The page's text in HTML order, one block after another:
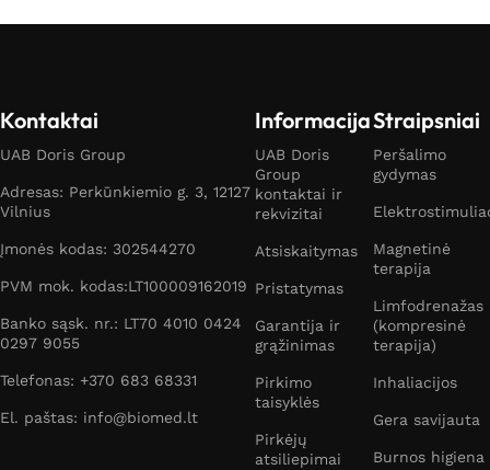
Kontaktai
UAB Doris Group
Adresas: Perkūnkiemio g. 3, 12127
Vilnius
Įmonės kodas: 302544270
PVM mok. kodas:LT100009162019
Banko sąsk. nr.: LT70 4010 0424
0297 9055
Telefonas: +370 683 68331
El. paštas: info@biomed.lt
Informacija
UAB Doris
Group
kontaktai ir
rekvizitai
Atsiskaitymas
Pristatymas
Garantija ir
grąžinimas
Pirkimo
taisyklės
Pirkėjų
atsiliepimai
Straipsniai
Peršalimo
gydymas
Magnetinė
terapija
Limfodrenažas
(kompresinė
terapija)
Inhaliacijos
Gera savijauta
Burnos higiena